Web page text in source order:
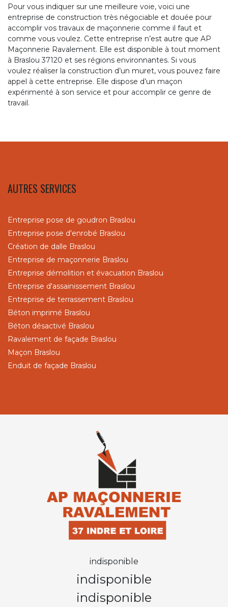
Pour vous indiquer sur une meilleure voie, voici une
entreprise de construction très négociable et douée pour
accomplir vos travaux de maçonnerie comme il faut et
comme vous voulez. Cette entreprise n’est autre que AP
Maçonnerie Ravalement. Elle est disponible à tout moment
à Braslou 37120 et ses régions environnantes. Si vous
voulez réaliser la construction d’un muret, vous pouvez faire
appel à cette entreprise. Elle dispose d’un maçon
expérimenté à son service et pour accomplir ce genre de
travail.
AUTRES SERVICES
Entreprise pose de goudron Braslou
Entreprise pose d'enrobé Braslou
Création de dalle Braslou
Entreprise de maçonnerie Braslou
Entreprise démolition et évacuation Braslou
Entreprise d'assainissement Braslou
Entreprise de terrassement Braslou
Béton imprimé Braslou
Béton désactivé Braslou
Ravalement de façade Braslou
Maçon Braslou
Enduit de façade Braslou
indisponible
indisponible
indisponible